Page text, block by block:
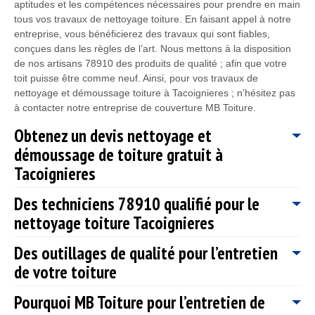
aptitudes et les compétences nécessaires pour prendre en main
tous vos travaux de nettoyage toiture. En faisant appel à notre
entreprise, vous bénéficierez des travaux qui sont fiables,
conçues dans les règles de l’art. Nous mettons à la disposition
de nos artisans 78910 des produits de qualité ; afin que votre
toit puisse être comme neuf. Ainsi, pour vos travaux de
nettoyage et démoussage toiture à Tacoignieres ; n’hésitez pas
à contacter notre entreprise de couverture MB Toiture.
Obtenez un devis nettoyage et
démoussage de toiture gratuit à
Tacoignieres
Sans traitement rapide, les mousses peuvent devenir de sérieux
problèmes pour l’étanchéité de votre toit. L’existence des
mousses sur votre toiture peut causer des fissures et des
éclatements qui la rendront propice aux infiltrations d’eau. Dans
ce cas le coût des réparations devient plus onéreux. MB Toiture
vous prie de faire appel à ses services de nettoyage et de
Vous pouvez appeler les numéros de téléphone qui vous sont
Des techniciens 78910 qualifié pour le
nettoyage toiture Tacoignieres
Le nettoyage toiture est une intervention à ne pas négliger et à
effectuer fréquemment pour garantir l’étanchéité, les
couverture MB Toiture installé à Tacoignieres 78910 propose
des services fiables, pour l’entretien de votre toiture. Pour
Des outillages de qualité pour l’entretien
de votre toiture
Notre entreprise de couverture MB Toiture est reconnue pour
Pourquoi MB Toiture pour l’entretien de